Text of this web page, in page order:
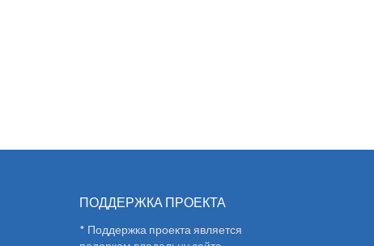
ПОДДЕРЖКА ПРОЕКТА
* Поддержка проекта является